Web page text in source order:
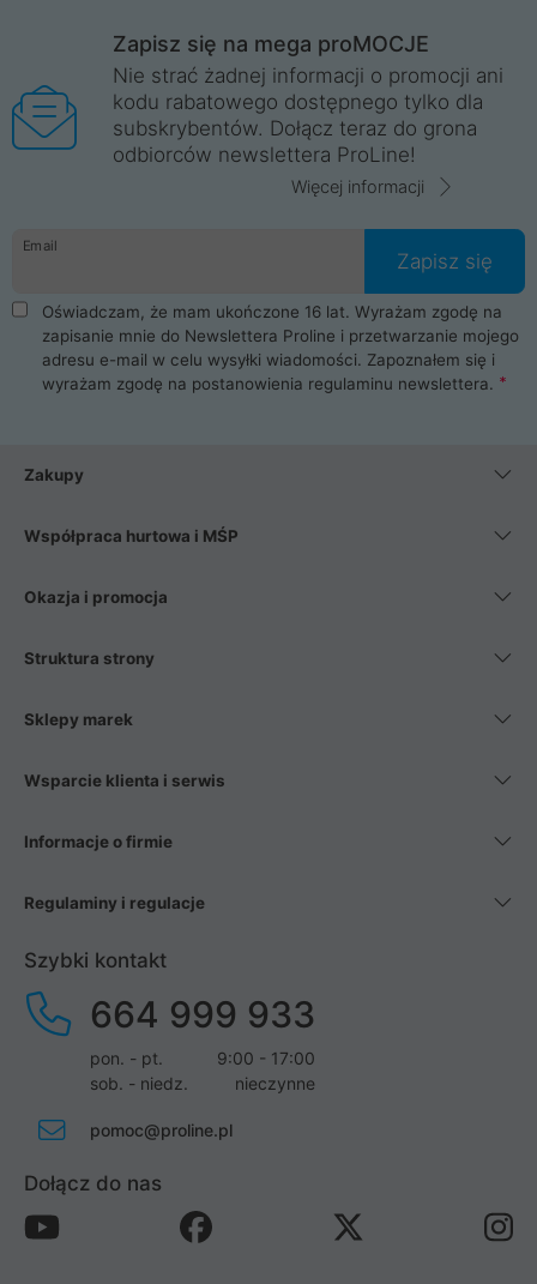
Wrocław, Poznań, Legnica, Katowice, Gliwice, Kalisz, Bytom,
Trzebnica, Opole. Szybka i profesjonalna obsługa!
ProLine to polska firma ze 100% polskim kapitałem. Działamy
legalnie i płacimy podatki w naszym kraju! Posiadamy siedzibę
główną w Mirkowie oraz salony na terenie kraju. Cała
komunikacja ze sklepem komputerowym ProLine jest
danych osobowych. Dlatego zakup notebooka albo laptopa w
ProLine to czysta przyjemność i pełne bezpieczeństwo.
Zaopatrzysz się u nas w akcesoria i części komputerowe
takie jak procesory, karty graficzne, płyty główne, pamięci,
dyski SSD, M.2 oraz HDD. Nasi pracownicy pomogą Ci wybrać
najlepszy zasilacz komputerowy oraz obudowę do komputera.
Poza komputerami mamy również najlepsze na rynku
Smartfony takich producentów jak Xiaomi, Apple, Samsung i
wentylatory. Na koniec mając już to wszystko, możesz
Zapisz się na mega proMOCJE
Nie strać żadnej informacji o promocji ani
kodu rabatowego dostępnego tylko dla
subskrybentów. Dołącz teraz do grona
odbiorców newslettera ProLine!
Więcej informacji
Email
Zapisz się
Oświadczam, że mam ukończone 16 lat. Wyrażam zgodę na
zapisanie mnie do Newslettera Proline i przetwarzanie mojego
adresu e-mail w celu wysyłki wiadomości. Zapoznałem się i
wyrażam zgodę na postanowienia regulaminu newslettera.
Zakupy
Współpraca hurtowa i MŚP
Okazja i promocja
Struktura strony
Sklepy marek
Wsparcie klienta i serwis
Informacje o firmie
Regulaminy i regulacje
Szybki kontakt
664 999 933
pon. - pt.
9:00 - 17:00
sob. - niedz.
nieczynne
pomoc@proline.pl
Dołącz do nas